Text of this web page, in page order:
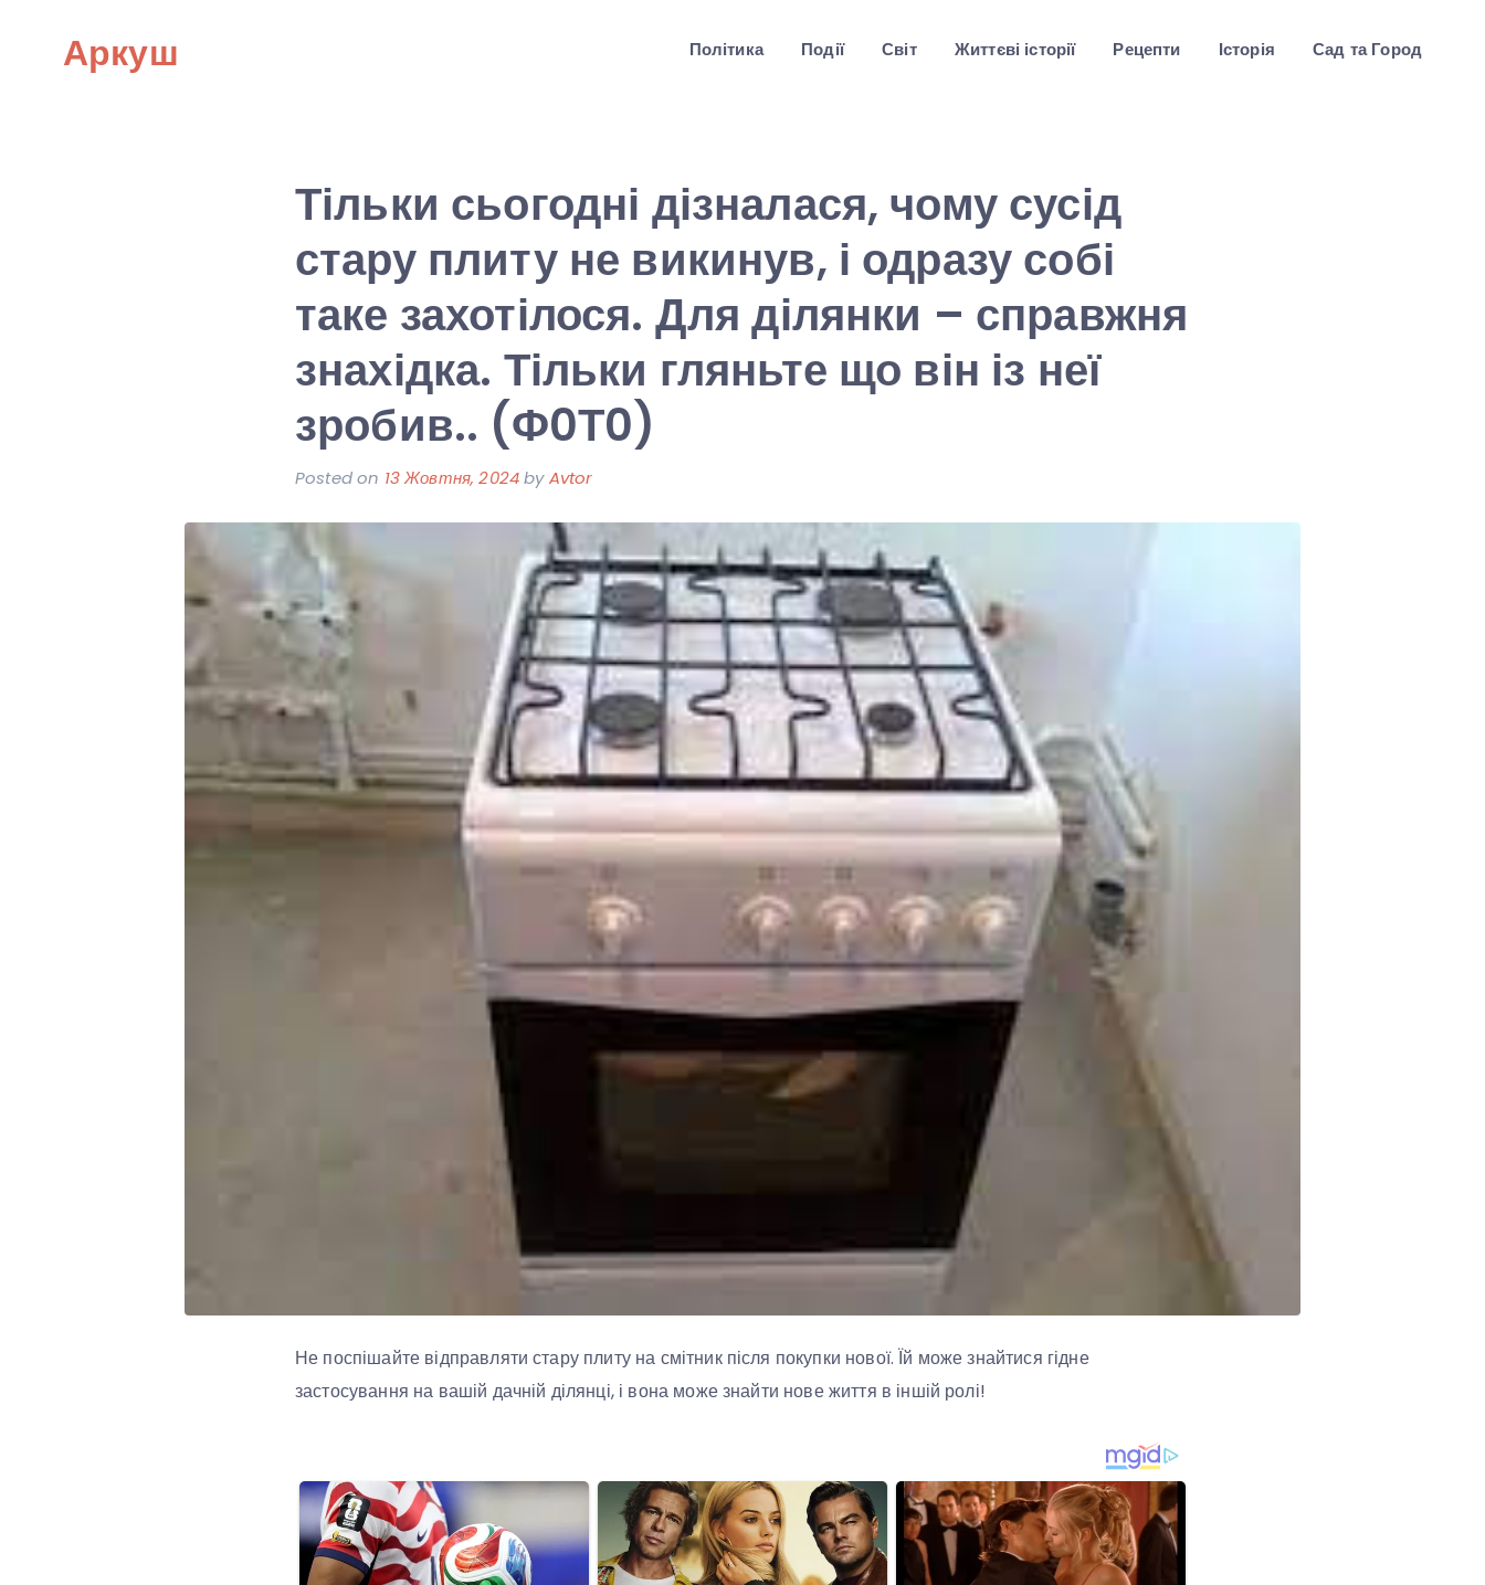
Аркуш Політика Події Світ Життєві історії Рецепти Історія Сад та Город
Тільки сьогодні дізналася, чому сусід
стару плиту не викинув, і одразу собі
таке захотілося. Для ділянки – справжня
знахідка. Тільки гляньте що він із неї
зробив.. (Ф0Т0)
Posted on 13 Жовтня, 2024byAvtor
Не поспішайте відправляти стару плиту на смітник після покупки нової. Їй може знайтися гідне
застосування на вашій дачній ділянці, і вона може знайти нове життя в іншій ролі!